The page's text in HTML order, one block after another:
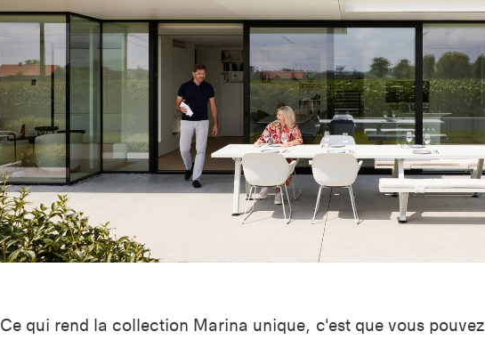
Ce qui rend la collection Marina unique, c'est que vous pouvez